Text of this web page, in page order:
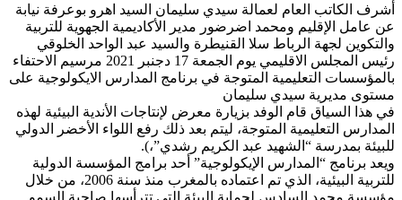
أشرف الكاتب العام لعمالة سيدي سليمان السيد اهرو بوعرفة نيابة
عن عامل الإقليم ومحمد اضرضور مدير الأكاديمية الجهوية للتربية
والتكوين لجهة الرباط سلا القنيطرة والسيد عبد الواحد الخلوقي
رئيس المجلس الاقليمي يوم الجمعة 17 دجنبر 2021 مرسيم الاحتفاء
بالمؤسسات التعليمية المتوجة في برنامج المدارس الايكولوجية على
مستوى مديرية سيدي سليمان
في هذا السياق قام الوفد بزيارة معرض لإنتاجات الأندية البيئية لهذه
المدارس التعليمية المتوجة، ليتم بعد ذلك رفع اللواء الأخضر الدولي
للبيئة بمدرسة “الشهيد عبد الكريم رشدي”،).
ويعد برنامج “المدارس الإيكولوجية” أحد برامج المؤسسة الدولية
للتربية البيئية، الذي تم اعتماده بالمغرب منذ سنة 2006، من خلال
مؤسسة محمد السادس لحماية البيئة التي تترأسها صاحبة السمو